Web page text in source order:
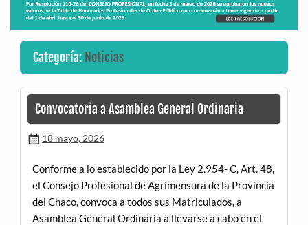
Categoría: Noticias
Convocatoria a Asamblea General Ordinaria
18 mayo, 2026
Conforme a lo establecido por la Ley 2.954- C, Art. 48,
el Consejo Profesional de Agrimensura de la Provincia
del Chaco, convoca a todos sus Matriculados, a
Asamblea General Ordinaria a llevarse a cabo en el